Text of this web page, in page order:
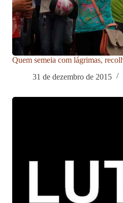
Quem semeia com lágrimas,
31 de dezembro de 2015